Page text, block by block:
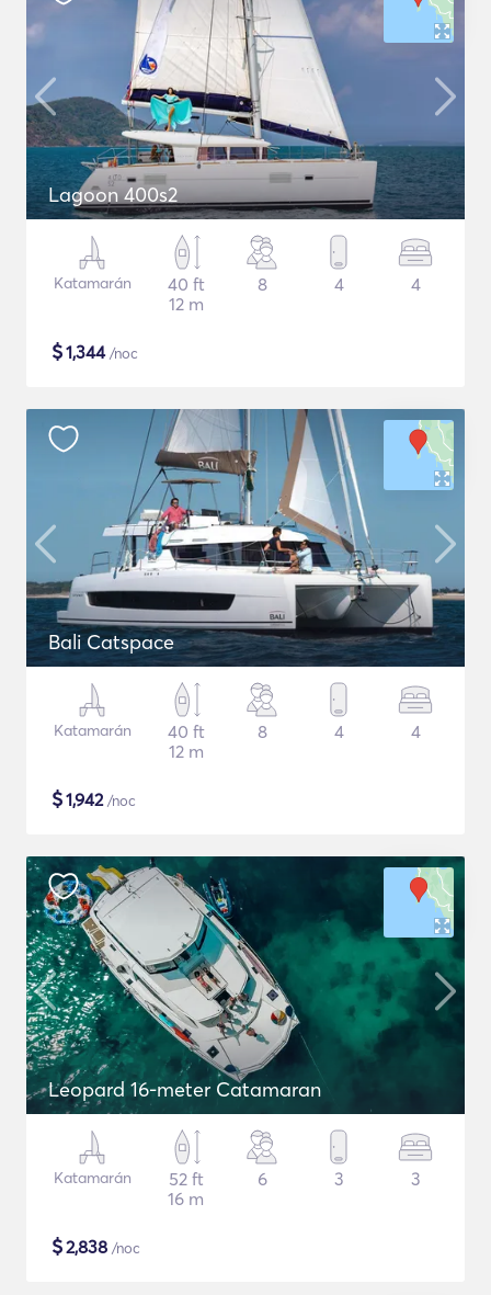
Lagoon 400s2
Katamarán
40 ft
12 m
8 4 4
$1,344/noc
Bali Catspace
Katamarán
40 ft
12 m
8 4 4
$1,942/noc
Leopard 16-meter Catamaran
Katamarán
52 ft
16 m
6 3 3
$2,838 /noc